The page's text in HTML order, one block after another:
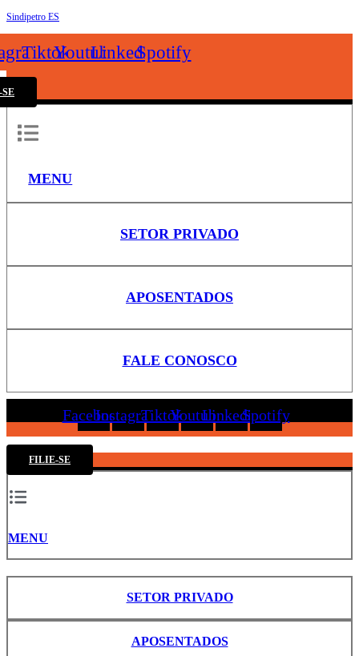
Sindipetro ES
TiktokYoutubeLinkedinSpotify
MENU
SETOR PRIVADO
APOSENTADOS
FALE CONOSCO
FacebookInstagramTiktokYoutubeLinkedinSpotify
FILIE-SE
MENU
SETOR PRIVADO
APOSENTADOS